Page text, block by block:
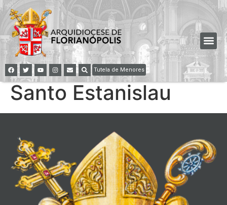
Tutela de Menores
Santo Estanislau